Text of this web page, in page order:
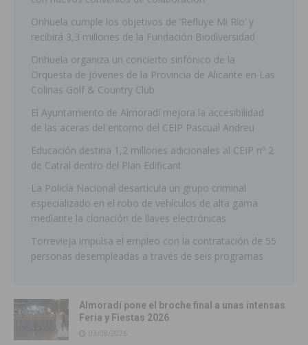
Orihuela cumple los objetivos de ‘Refluye Mi Río’ y
recibirá 3,3 millones de la Fundación Biodiversidad
Orihuela organiza un concierto sinfónico de la
Orquesta de Jóvenes de la Provincia de Alicante en Las
Colinas Golf & Country Club
El Ayuntamiento de Almoradí mejora la accesibilidad
de las aceras del entorno del CEIP Pascual Andreu
Educación destina 1,2 millones adicionales al CEIP nº 2
de Catral dentro del Plan Edificant
La Policía Nacional desarticula un grupo criminal
especializado en el robo de vehículos de alta gama
mediante la clonación de llaves electrónicas
Torrevieja impulsa el empleo con la contratación de 55
personas desempleadas a través de seis programas
Almoradí pone el broche final a unas intensas
Feria y Fiestas 2026
03/08/2026